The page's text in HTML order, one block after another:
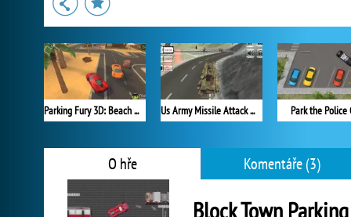
Parking Fury 3D: Beach City Us Army Missile Attack Army Truck Driving Park the Police
O hře Komentáře (3)
Block Town Parking